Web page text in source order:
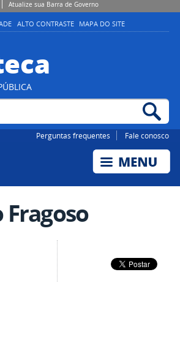
Atualize sua Barra de Governo
ALTO CONTRASTE MAPA DO SITE
Perguntas frequentes Fale conosco